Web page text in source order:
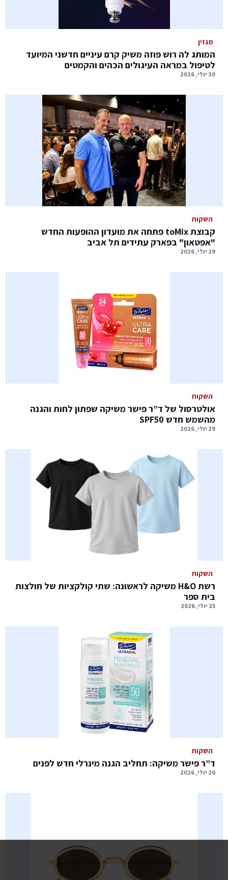
מגזין
המותג לה רוש פוזה משיק קרם עיניים חדשני המיועד
לטיפול במראה העיגולים הכהים והקמטים
30 יולי, 2026
השקות
קבוצת toMix פתחה את מועדון ההופעות החדש
"אפטאון" בפארק עתידים תל אביב
29 יולי, 2026
השקות
אולטרסול של ד”ר פישר משיקה שפתון לחות והגנה
מהשמש חדש SPF50
29 יולי, 2026
השקות
רשת H&O משיקה לראשונה: שתי קולקציות של חולצות
בית ספר
25 יולי, 2026
השקות
ד”ר פישר משיקה: תחליב הגנה מינרלי חדש לפנים
20 יולי, 2026